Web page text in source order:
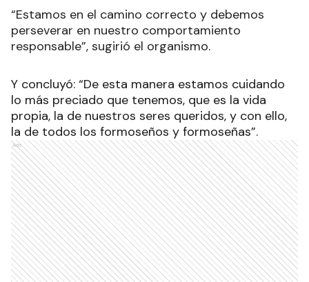
“Estamos en el camino correcto y debemos
perseverar en nuestro comportamiento
responsable”, sugirió el organismo.
Y concluyó: “De esta manera estamos cuidando
lo más preciado que tenemos, que es la vida
propia, la de nuestros seres queridos, y con ello,
la de todos los formoseños y formoseñas”.
Ads